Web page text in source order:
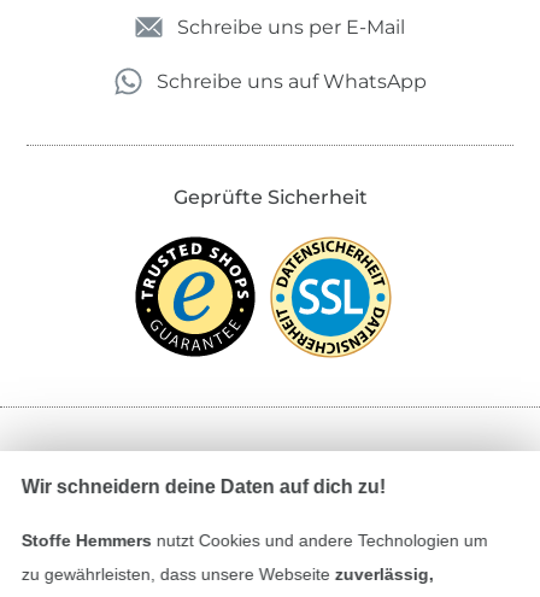
Schreibe uns per E-Mail
Schreibe uns auf WhatsApp
Geprüfte Sicherheit
Wir schneidern deine Daten auf dich zu!
Stoffe Hemmers nutzt Cookies und andere Technologien um
zu gewährleisten, dass unsere Webseite zuverlässig,